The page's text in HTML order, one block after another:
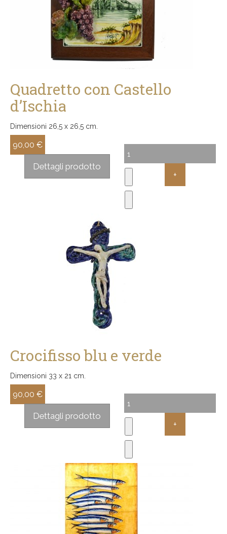
Quadretto con Castello
d’Ischia
Dimensioni 26,5 x 26,5 cm.
90,00 €
Dettagli prodotto
Crocifisso blu e verde
Dimensioni 33 x 21 cm.
90,00 €
Dettagli prodotto